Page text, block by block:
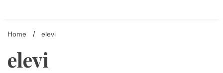
Home elevi
elevi